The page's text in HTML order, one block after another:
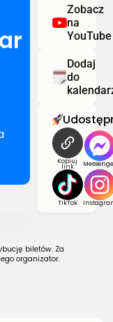
Zobacz
na
YouTube
Dodaj
do
Kopiuj
link
TikTok
biletów. Za
organizator.